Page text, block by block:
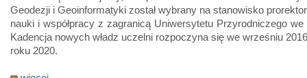
Geodezji i Geoinformatyki został wybrany na stanowisko
nauki i współpracy z zagranicą Uniwersytetu Przyrodniczego we
Kadencja nowych władz uczelni rozpoczyna się we wrześniu
roku 2020.